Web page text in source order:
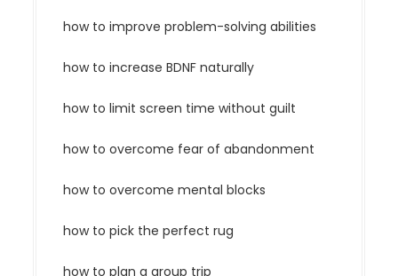
how to improve problem-solving abilities
how to increase BDNF naturally
how to limit screen time without guilt
how to overcome fear of abandonment
how to overcome mental blocks
how to pick the perfect rug
how to plan a group trip